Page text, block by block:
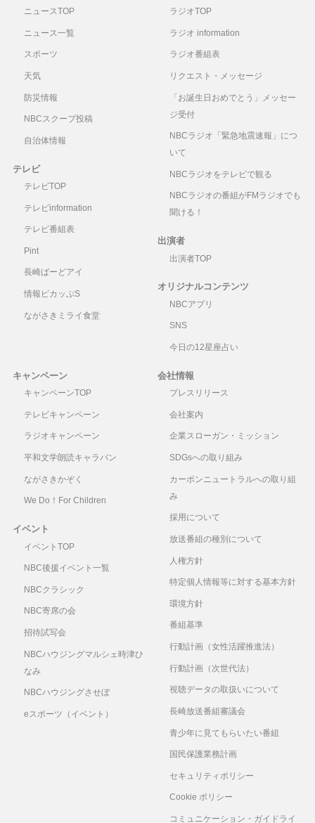
ニュースTOP
ニュース一覧
スポーツ
天気
防災情報
NBCスクープ投稿
自治体情報
テレビ
テレビTOP
テレビinformation
テレビ番組表
Pint
長崎ばーどアイ
情報ピカッぷS
ながさきミライ食堂
ラジオTOP
ラジオ information
ラジオ番組表
リクエスト・メッセージ
「お誕生日おめでとう」メッセー
ジ受付
NBCラジオ「緊急地震速報」につ
いて
NBCラジオをテレビで観る
NBCラジオの番組がFMラジオでも
聞ける！
出演者
出演者TOP
オリジナルコンテンツ
NBCアプリ
SNS
今日の12星座占い
キャンペーン
キャンペーンTOP
テレビキャンペーン
ラジオキャンペーン
平和文学朗読キャラバン
ながさきかぞく
We Do！For Children
イベント
イベントTOP
NBC後援イベント一覧
NBCクラシック
NBC寄席の会
招待試写会
NBCハウジングマルシェ時津ひ
なみ
NBCハウジングさせぼ
eスポーツ（イベント）
会社情報
プレスリリース
会社案内
企業スローガン・ミッション
SDGsへの取り組み
カーボンニュートラルへの取り組
み
採用について
放送番組の種別について
人権方針
特定個人情報等に対する基本方針
環境方針
番組基準
行動計画（女性活躍推進法）
行動計画（次世代法）
視聴データの取扱いについて
長崎放送番組審議会
青少年に見てもらいたい番組
国民保護業務計画
セキュリティポリシー
Cookie ポリシー
コミュニケーション・ガイドライ